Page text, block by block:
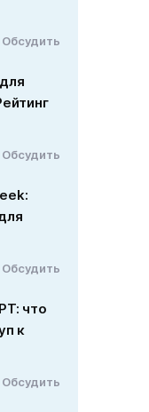
Обсудить
Обсудить
Обсудить
что
к
Обсудить